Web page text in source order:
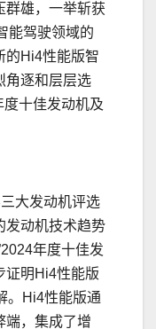
群雄，一举斩获
能驾驶领域的
的Hi4性能版智
角逐和层层选
度十佳发动机及
大发动机评选
发动机技术趋势
年度十佳发
证明Hi4性能版
。Hi4性能版通
端，集成了增